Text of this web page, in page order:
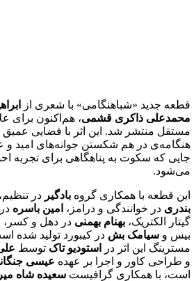
قطعه جدید «شباهنگامی» با شعری از
محمدعلی ذاکری قشمی، هم‌اکنون برای
مستقل منتشر شد. این اثر با فضایی عمیق
هنگامه‌ی در هم شکستن جوانه‌های امید و
جایی که سکوت به پناهگاهی برای تجربه
می‌شود.
این قطعه با همکاری گروه بادگیر در
بندری در خوانندگی و درامز، امین باسره
گیتار الکتریک، بهنام بهمنی در دهل و کسر،
بیس و سیامک بش در کیبورد تولید
مسترینگ این اثر در
استودیو تاک توسط
و طراحی کاور و اجرا بر عهده عیسی
است، با همکاری گرافیست سعیده شاه